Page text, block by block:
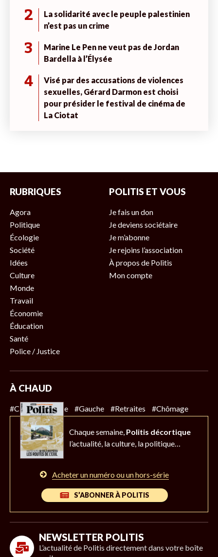
2
La solidarité avec le peuple palestinien
n’est pas un crime
3
Marine Le Pen ne veut pas de Jordan
Bardella à l’Élysée
4
Visé par des accusations de violences
sexuelles, Gérard Darmon est choisi
pour présider le festival de cinéma de
La Ciotat
RUBRIQUES
Agora
Politique
Écologie
Société
Idées
Culture
Monde
Travail
Économie
Éducation
Santé
Police / Justice
POLITIS ET VOUS
Je fais un don
Je deviens sociétaire
Je m’abonne
Je rejoins l’association
À propos de Politis
Mon compte
À CHAUD
#Climat #Police #Gauche #Retraites #Chômage
Chaque semaine, Politis décortique
l’actualité, la culture, la politique…
Acheter un numéro ou un hors-série
S’ABONNER À POLITIS
NEWSLETTER POLITIS
L’actualité de Politis directement dans votre boîte